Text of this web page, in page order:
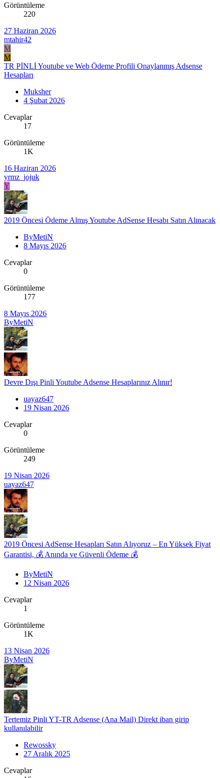
Görüntüleme
220
27 Haziran 2026
mtahir42
M
M
TR PİNLİ Youtube ve Web Ödeme Profili Onaylanmış Adsense
Hesapları
Muksher
4 Şubat 2026
Cevaplar
17
Görüntüleme
1K
16 Haziran 2026
yrmz_jojuk
Y
2019 Öncesi Ödeme Almış Youtube AdSense Hesabı Satın Alınacak
ByMetiN
8 Mayıs 2026
Cevaplar
0
Görüntüleme
177
8 Mayıs 2026
ByMetiN
Devre Dışı Pinli Youtube Adsense Hesaplarınız Alınır!
uayaz647
19 Nisan 2026
Cevaplar
0
Görüntüleme
249
19 Nisan 2026
uayaz647
2019 Öncesi AdSense Hesapları Satın Alıyoruz – En Yüksek Fiyat
Garantisi, 💰 Anında ve Güvenli Ödeme 💰
ByMetiN
12 Nisan 2026
Cevaplar
1
Görüntüleme
1K
13 Nisan 2026
ByMetiN
Tertemiz Pinli YT-TR Adsense (Ana Mail) Direkt iban girip
kullanılabilir
Rewossky
27 Aralık 2025
Cevaplar